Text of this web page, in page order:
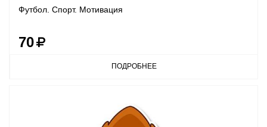
Футбол. Спорт. Мотивация
70
ПОДРОБНЕЕ